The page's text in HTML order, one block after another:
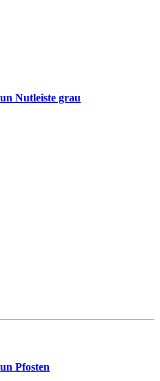
Nutleiste grau
Pfosten